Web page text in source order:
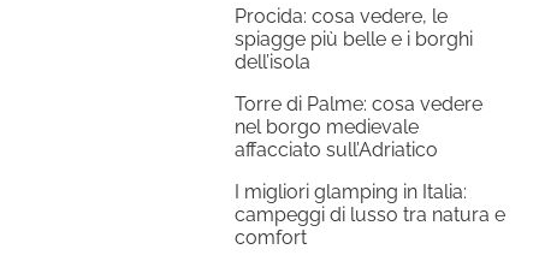
Procida: cosa vedere, le
spiagge più belle e i borghi
dell’isola
Torre di Palme: cosa vedere
nel borgo medievale
affacciato sull’Adriatico
I migliori glamping in Italia:
campeggi di lusso tra natura e
comfort